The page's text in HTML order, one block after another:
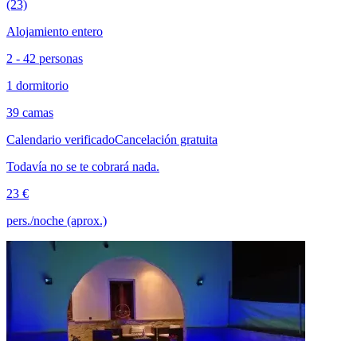
(23)
Alojamiento entero
2 - 42 personas
1 dormitorio
39 camas
Calendario verificadoCancelación gratuita
Todavía no se te cobrará nada.
23 €
pers./noche (aprox.)